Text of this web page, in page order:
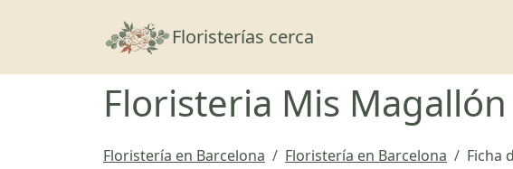
Floristerías cerca
Floristeria Mis Magallón
Floristería en Barcelona Floristería en Barcelona Ficha